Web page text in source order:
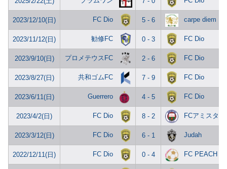
2023/12/10(日) FC Dio 5 - 6 carpe diem
2023/11/12(日) 勧修FC 0 - 3 FC Dio
2023/9/10(日) プロメテウスFC 2 - 6 FC Dio
2023/8/27(日) 共和ゴムFC 7 - 9 FC Dio
2023/6/11(日) Guerrero 4 - 5 FC Dio
2023/4/2(日) FC Dio 8 - 2 FCアミスター
2023/3/12(日) FC Dio 6 - 1 Judah
2022/12/11(日) FC Dio 0 - 4 FC PEACH